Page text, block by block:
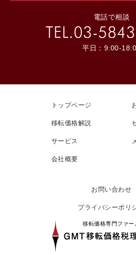
電話で相談
平日：9:00-
トップページ
移転価格解説
サービス
会社概要
お問い合わせ
プライバシーポリ
移転価格専門ファー